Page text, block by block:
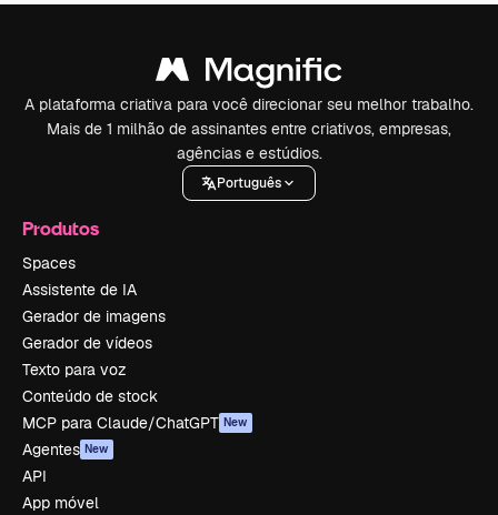
A plataforma criativa para você direcionar seu melhor trabalho.
Mais de 1 milhão de assinantes entre criativos, empresas,
agências e estúdios.
Português
Produtos
Spaces
Assistente de IA
Gerador de imagens
Gerador de vídeos
Texto para voz
Conteúdo de stock
MCP para Claude/ChatGPT New
Agentes New
API
App móvel